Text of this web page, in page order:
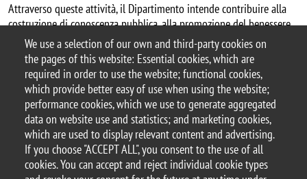
We use a selection of our own and third-party cookies on
the pages of this website: Essential cookies, which are
required in order to use the website; functional cookies,
which provide better easy of use when using the website;
performance cookies, which we use to generate aggregated
data on website use and statistics; and marketing cookies,
which are used to display relevant content and advertising.
If you choose "ACCEPT ALL", you consent to the use of all
cookies. You can accept and reject individual cookie types
Attraverso queste attività, il Dipartimento intende contribuire alla
costruzione di conoscenza pubblica, alla promozione del benessere
sociale, alla diffusione di competenze specialistiche e allo sviluppo
di forme di collaborazione capaci di rispondere alle trasformazioni e
alle sfide della società contemporanea.
© 2025 University of Milano-Bicocca
Piazza dell'Ateneo Nuovo, 1 - 20126, Milan
PEC address: ateneo.bicocca@pec.unimib.it